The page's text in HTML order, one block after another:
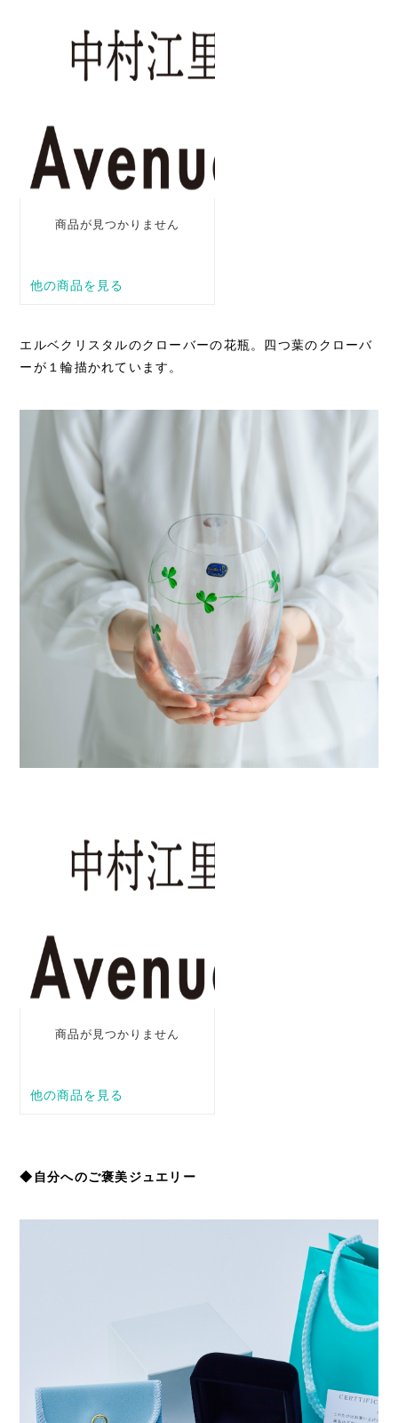
エルベクリスタルのクローバーの花瓶。四つ葉のクローバ
ーが１輪描かれています。
◆自分へのご褒美ジュエリー